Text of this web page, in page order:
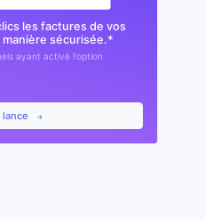
les factures de vos
sécurisée.*
ayant activé l'option
lance